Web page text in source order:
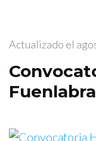
Actualizado el